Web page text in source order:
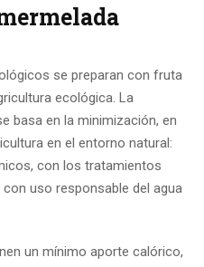
se preparan con fruta
ecológica. La
basa en la minimización, en
en el entorno natural:
con los tratamientos
uso responsable del agua
un mínimo aporte calórico,